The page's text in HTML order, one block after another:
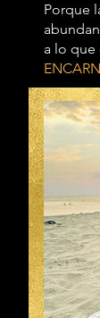
Porque
a lo que